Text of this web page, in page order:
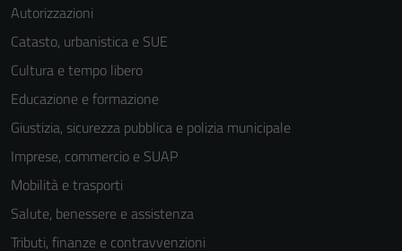
Autorizzazioni
Catasto, urbanistica e SUE
Cultura e tempo libero
Educazione e formazione
Giustizia, sicurezza pubblica e polizia municipale
Imprese, commercio e SUAP
Mobilità e trasporti
Salute, benessere e assistenza
Tributi, finanze e contravvenzioni